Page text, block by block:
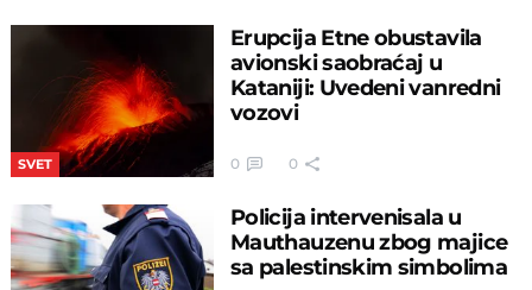
SVET
Erupcija Etne obustavila
avionski saobraćaj u
Kataniji: Uvedeni vanredni
vozovi
0 0
Policija intervenisala u
Mauthauzenu zbog majice
sa palestinskim simbolima